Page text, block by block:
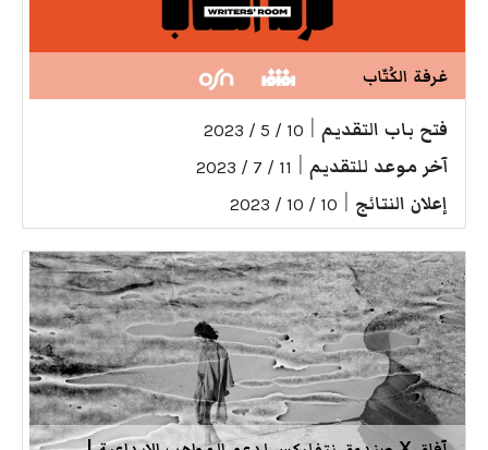
غرفة الكُتّاب
فتح باب التقديم 10 / 5 / 2023
آخر موعد للتقديم 11 / 7 / 2023
إعلان النتائج 10 / 10 / 2023